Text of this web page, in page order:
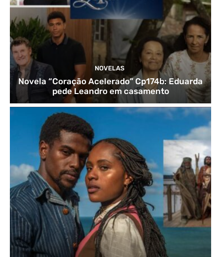
NOVELAS
Novela “Coração Acelerado” Cp174b: Eduarda
pede Leandro em casamento